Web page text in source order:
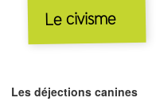
Le civisme
Les déjections canines